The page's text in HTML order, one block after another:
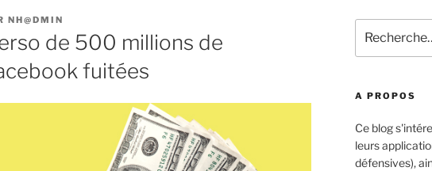
NH@DMIN
de 500 millions de
fuitées
pour
:
A PROPOS
Ce blog
leurs
défensives),